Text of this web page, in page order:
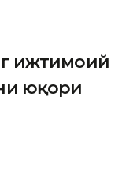
ижтимоий
юқори